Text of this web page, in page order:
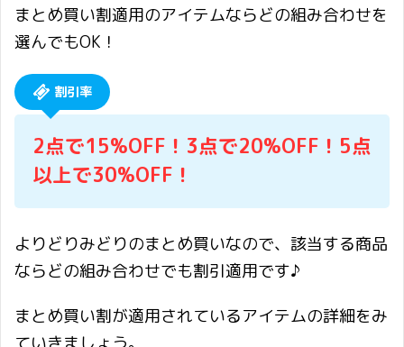
まとめ買い割適用のアイテムならどの組み合わせを
選んでもOK！
割引率
2点で15%OFF！3点で20%OFF！5点
以上で30%OFF！
よりどりみどりのまとめ買いなので、該当する商品
ならどの組み合わせでも割引適用です♪
まとめ買い割が適用されているアイテムの詳細をみ